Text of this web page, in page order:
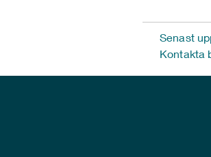
Senast
Kontakta